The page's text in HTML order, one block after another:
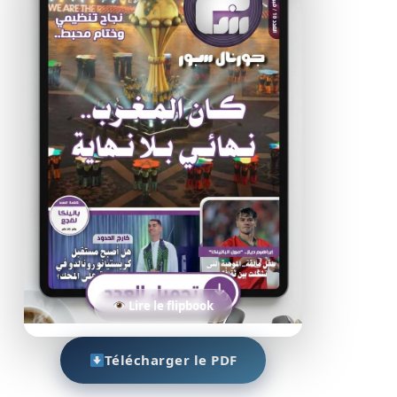
Lire le flipbook
Télécharger le PDF